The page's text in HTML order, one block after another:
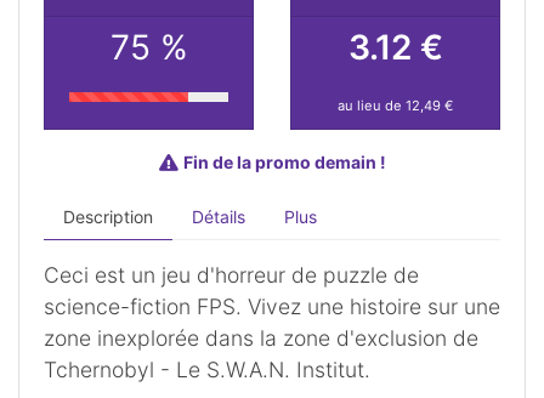
75 % 3.12 €
au lieu de 12,49 €
Fin de la promo demain !
Description Détails Plus
Ceci est un jeu d'horreur de puzzle de
science-fiction FPS. Vivez une histoire sur une
zone inexplorée dans la zone d'exclusion de
Tchernobyl - Le S.W.A.N. Institut.